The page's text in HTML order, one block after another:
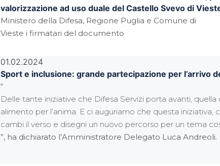
valorizzazione ad uso duale del Castello Svevo di
Ministero della Difesa, Regione Puglia e Comune di
Vieste i firmatari del documento
01.02.2024
Sport e inclusione: grande partecipazione per l’arrivo
“
Delle tante iniziative che Difesa Servizi porta avanti,
alimento per l’anima. E ci auguriamo che questa
cambi il verso e disegni un nuovo percorso per un tema
”, ha dichiarato l’Amministratore Delegato Luca Andreoli.